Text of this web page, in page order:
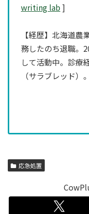
writing lab]
【経歴】北海道
務したのち退職。
して活動中。診療
（サラブレッド）
応急処置